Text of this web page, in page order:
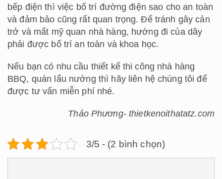
bếp điện thì việc bố trí đường điện sao cho an toàn
và đảm bảo cũng rất quan trọng. Để tránh gây cản
trở và mất mỹ quan nhà hàng, hướng đi của dây
phải được bố trí an toàn và khoa học.
Nếu bạn có nhu cầu thiết kế thi công nhà hàng
BBQ, quán lẩu nướng thì hãy liên hệ chúng tôi để
được tư vấn miễn phí nhé.
Thảo Phương- thietkenoithatatz.com
3/5 - (2 bình chọn)